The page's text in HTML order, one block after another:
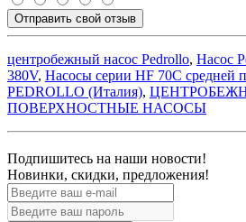
Отправить свой отзыв
центробежный насос Pedrollo, Насос
380V, Насосы серии HF 70C средней
PEDROLLO (Италия),
ПОВЕРХНОСТНЫЕ НАСОСЫ
Подпишитесь на наши новости!
Новинки, скидки, предложения!